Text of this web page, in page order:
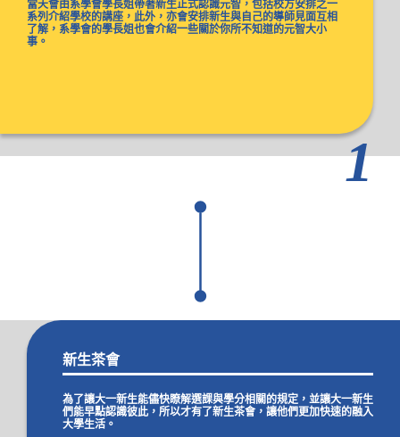
當天會由系學會學長姐帶著新生正式認識元智，包括校方安排之一
系列介紹學校的講座，此外，亦會安排新生與自己的導師見面互相
了解，系學會的學長姐也會介紹一些關於你所不知道的元智大小
事。
1
新生茶會
為了讓大一新生能儘快瞭解選課與學分相關的規定，並讓大一新生
們能早點認識彼此，所以才有了新生茶會，讓他們更加快速的融入
大學生活。